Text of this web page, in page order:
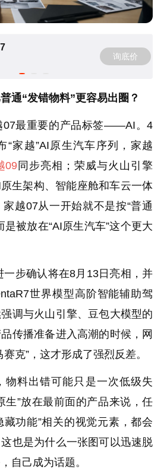
询底价
通“发错物料”更容易出圈？
07最重要的产品标签——AI。4
“家越”AI原生汽车序列，家越
09同步亮相；荣威与火山引擎
生架构、智能座舱和车云一体
越07从一开始就不是按“普通
是被放在“AI原生汽车”这个更大
一步确认将在8月13日亮相，并
世界模型高阶智能辅助驾
调与火山引擎、豆包大模型的
传播准备进入高潮的时候，网
克”，这才形成了强烈反差。
物料出错可能只是一次低级失
生”放在最前面的产品来说，任
藏功能”相关的视觉元素，都会
也是为什么一张图可以迅速脱
自己成为话题。